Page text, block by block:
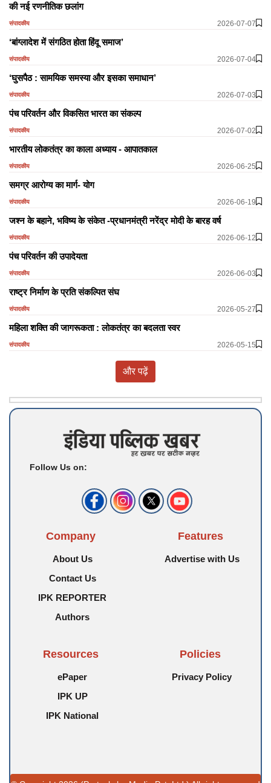
की नई रणनीतिक छलांग
संपादकीय 2026-07-07
‘बांग्लादेश में संगठित होता हिंदू समाज’
संपादकीय 2026-07-04
‘घुसपैठ : सामयिक समस्या और इसका समाधान’
संपादकीय 2026-07-03
पंच परिवर्तन और विकसित भारत का संकल्प
संपादकीय 2026-07-02
भारतीय लोकतंत्र का काला अध्याय - आपातकाल
संपादकीय 2026-06-25
समग्र आरोग्य का मार्ग- योग
संपादकीय 2026-06-19
जश्न के बहाने, भविष्य के संकेत -प्रधानमंत्री नरेंद्र मोदी के बारह वर्ष
संपादकीय 2026-06-12
पंच परिवर्तन की उपादेयता
संपादकीय 2026-06-03
राष्ट्र निर्माण के प्रति संकल्पित संघ
संपादकीय 2026-05-27
महिला शक्ति की जागरूकता : लोकतंत्र का बदलता स्वर
संपादकीय 2026-05-15
और पढ़ें
Follow Us on:
Company
About Us
Contact Us
IPK REPORTER
Authors
Features
Advertise with Us
Resources
ePaper
IPK UP
IPK National
Policies
Privacy Policy